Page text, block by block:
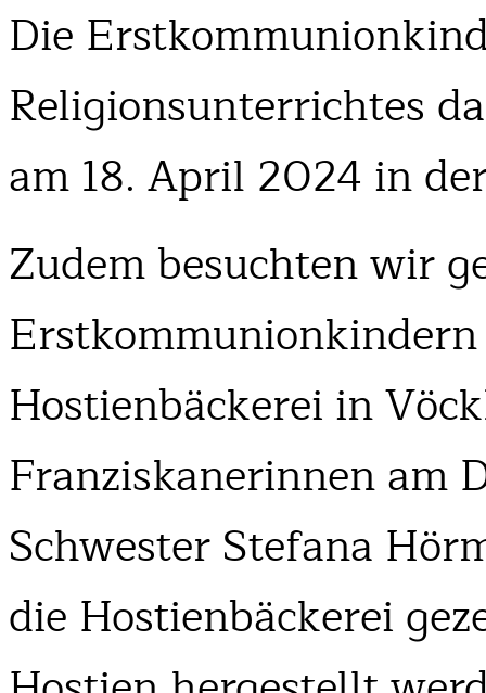
Die
Religionsunterrichtes
am 18. April 2024 in
Zudem besuchten wir
Hostienbäckerei in
Franziskanerinnen am
Schwester Stefana
die Hostienbäckerei